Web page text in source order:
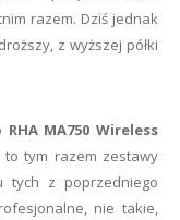
razem. Dziś jednak
z wyższej półki
MA750 Wireless
to tym razem zestawy
tych z poprzedniego
nie takie,